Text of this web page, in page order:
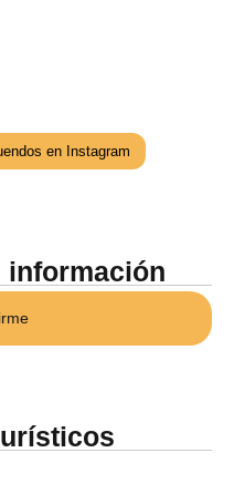
en Instagram
información